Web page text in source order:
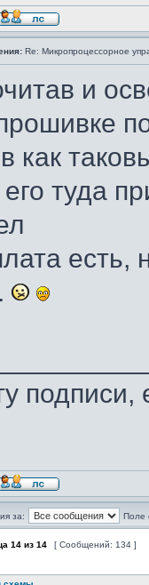
Re: Микропроцессорное
и
как
туда
есть,
подписи,
за: Поле
14 из 14 [ Сообщений: 134 ]